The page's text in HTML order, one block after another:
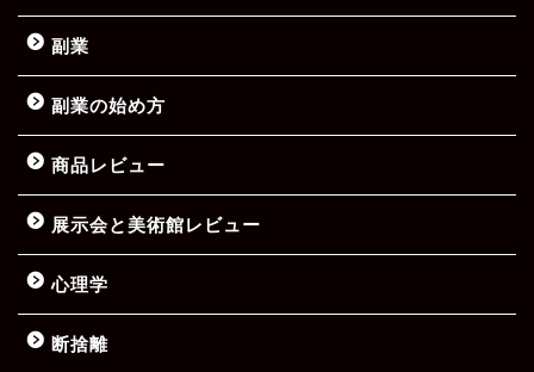
副業
副業の始め方
商品レビュー
展示会と美術館レビュー
心理学
断捨離